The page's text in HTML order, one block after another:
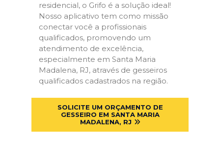
residencial, o Grifo é a solução ideal!
Nosso aplicativo tem como missão
conectar você a profissionais
qualificados, promovendo um
atendimento de excelência,
especialmente em Santa Maria
Madalena, RJ, através de gesseiros
qualificados cadastrados na região.
SOLICITE UM ORÇAMENTO DE
GESSEIRO EM SANTA MARIA
MADALENA, RJ